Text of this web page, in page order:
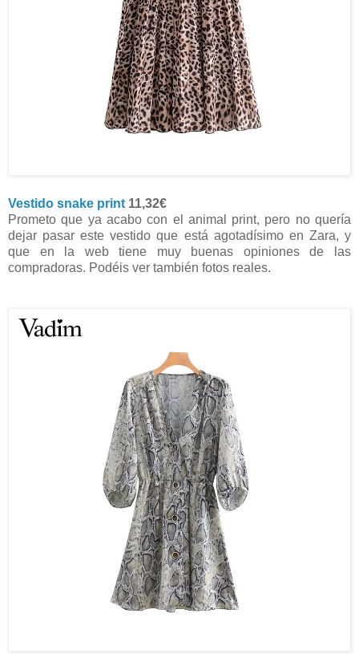
Vestido snake print 11,32€
Prometo que ya acabo con el animal print, pero no quería
dejar pasar este vestido que está agotadísimo en Zara, y
que en la web tiene muy buenas opiniones de las
compradoras. Podéis ver también fotos reales.